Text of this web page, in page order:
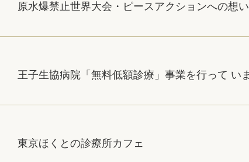
原水爆禁止世界大会・ピースアクションへの想い
王子生協病院「無料低額診療」事業を行って い
東京ほくとの診療所カフェ